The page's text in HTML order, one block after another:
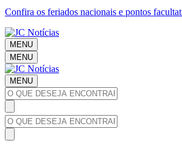
Confira os feriados nacionais e pontos
MENU
MENU
MENU